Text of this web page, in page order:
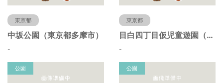
東京都
中坂公園（東京都多摩市）
-
東京都
目白四丁目仮児童遊園（東京都豊島区）
-
公園 公園